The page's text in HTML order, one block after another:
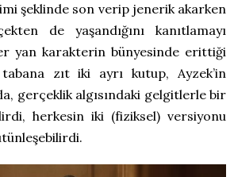
şeklinde son verip jenerik akarken
de yaşandığını kanıtlamayı
yan karakterin bünyesinde erittiği
zıt iki ayrı kutup, Ayzek’in
gerçeklik algısındaki gelgitlerle bir
herkesin iki (fiziksel) versiyonu